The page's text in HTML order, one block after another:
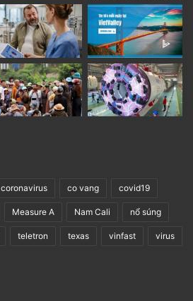
coronavirus co vang covid19
Measure A Nam Cali nổ súng
teletron texas vinfast virus